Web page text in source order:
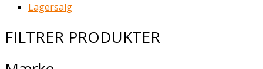
Lagersalg
FILTRER PRODUKTER